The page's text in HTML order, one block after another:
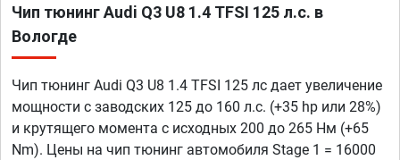
Чип тюнинг Audi Q3 U8 1.4 TFSI 125 л.с. в
Вологде
Чип тюнинг Audi Q3 U8 1.4 TFSI 125 лс дает увеличение
мощности с заводских 125 до 160 л.с. (+35 hp или 28%)
и крутящего момента с исходных 200 до 265 Нм (+65
Nm). Цены на чип тюнинг автомобиля Stage 1 = 16000